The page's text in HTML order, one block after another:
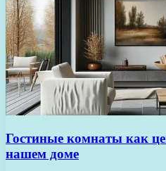
Гостиные комнаты как
нашем доме